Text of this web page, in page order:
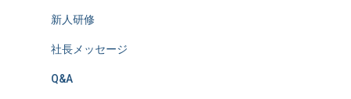
新人研修
社長メッセージ
Q&A